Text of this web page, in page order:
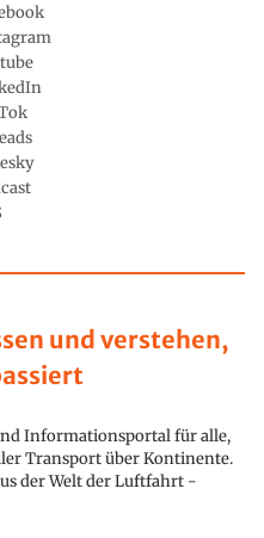
und verstehen,
Informationsportal für alle,
Transport über Kontinente.
der Welt der Luftfahrt -